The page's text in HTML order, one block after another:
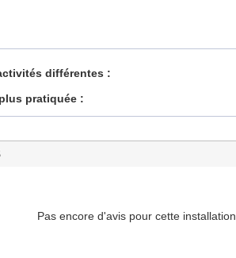
différentes :
pratiquée :
Pas encore d'avis pour cette installation.